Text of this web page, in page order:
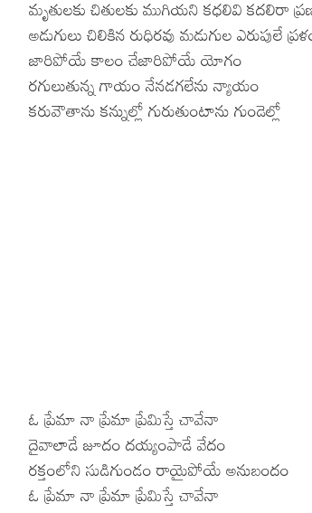
మృతులకు చితులకు ముగియని కధలివి కదలిరా
అడుగులు చిలికిన రుధిరవు మడుగుల ఎరుపులే
జారిపోయే కాలం చేజారిపోయే యోగం
రగులుతున్న గాయం నేనడగలేను న్యాయం
కరువౌతాను కన్నుల్లో గురుతుంటాను గుండెల్లో
ఓ ప్రేమా నా ప్రేమా ప్రేమిస్తే చావేనా
దైవాలాడే జూదం దయ్యంపాడే వేదం
రక్తంలోని సుడిగుండం రాయైపోయే అనుబందం
ఓ ప్రేమా నా ప్రేమా ప్రేమిస్తే చావేనా